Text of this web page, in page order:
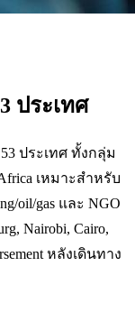
ประเทศ
ประเทศ ทั้งกลุ่ม
Africa เหมาะสำหรับ
oil/gas และ NGO
Nairobi, Cairo,
หลังเดินทาง